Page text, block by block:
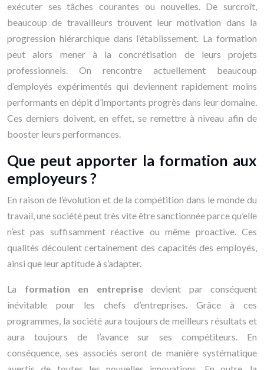
exécuter ses tâches courantes ou nouvelles. De surcroît,
beaucoup de travailleurs trouvent leur motivation dans la
progression hiérarchique dans l’établissement. La formation
peut alors mener à la concrétisation de leurs projets
professionnels. On rencontre actuellement beaucoup
d’employés expérimentés qui deviennent rapidement moins
performants en dépit d’importants progrès dans leur domaine.
Ces derniers doivent, en effet, se remettre à niveau afin de
booster leurs performances.
Que peut apporter la formation aux
employeurs ?
En raison de l’évolution et de la compétition dans le monde du
travail, une société peut très vite être sanctionnée parce qu’elle
n’est pas suffisamment réactive ou même proactive. Ces
qualités découlent certainement des capacités des employés,
ainsi que leur aptitude à s’adapter.
La formation en entreprise devient par conséquent
inévitable pour les chefs d’entreprises. Grâce à ces
programmes, la société aura toujours de meilleurs résultats et
aura toujours de l’avance sur ses compétiteurs. En
conséquence, ses associés seront de manière systématique